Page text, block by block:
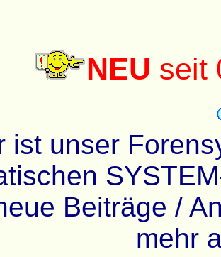
NEU seit
ist unser
Beiträge /
mehr